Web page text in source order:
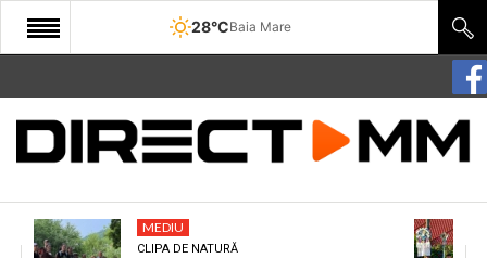
28°CBaia Mare
START
COMUNITATE
CULTURA MEDIU
CLIPA DE NATURĂ